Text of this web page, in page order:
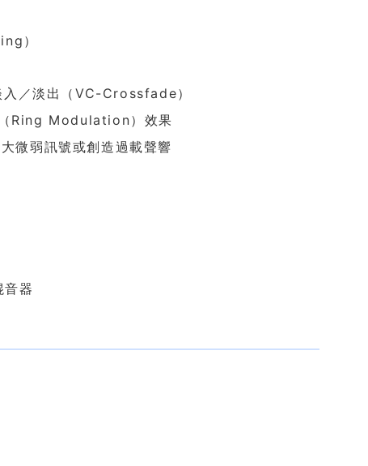
）
／淡出（VC-Crossfade）
Ring Modulation）效果
微弱訊號或創造過載聲響
器